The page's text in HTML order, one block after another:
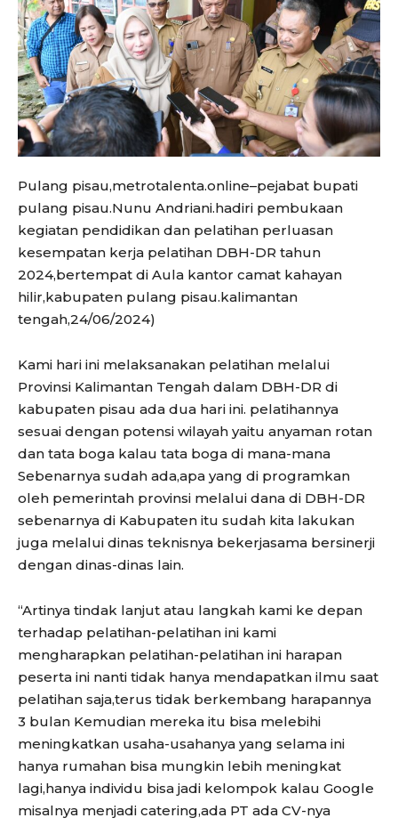
Pulang pisau,metrotalenta.online–pejabat bupati
pulang pisau.Nunu Andriani.hadiri pembukaan
kegiatan pendidikan dan pelatihan perluasan
kesempatan kerja pelatihan DBH-DR tahun
2024,bertempat di Aula kantor camat kahayan
hilir,kabupaten pulang pisau.kalimantan
tengah,24/06/2024)
Kami hari ini melaksanakan pelatihan melalui
Provinsi Kalimantan Tengah dalam DBH-DR di
kabupaten pisau ada dua hari ini. pelatihannya
sesuai dengan potensi wilayah yaitu anyaman rotan
dan tata boga kalau tata boga di mana-mana
Sebenarnya sudah ada,apa yang di programkan
oleh pemerintah provinsi melalui dana di DBH-DR
sebenarnya di Kabupaten itu sudah kita lakukan
juga melalui dinas teknisnya bekerjasama bersinerji
dengan dinas-dinas lain.
“Artinya tindak lanjut atau langkah kami ke depan
terhadap pelatihan-pelatihan ini kami
mengharapkan pelatihan-pelatihan ini harapan
peserta ini nanti tidak hanya mendapatkan ilmu saat
pelatihan saja,terus tidak berkembang harapannya
3 bulan Kemudian mereka itu bisa melebihi
meningkatkan usaha-usahanya yang selama ini
hanya rumahan bisa mungkin lebih meningkat
lagi,hanya individu bisa jadi kelompok kalau Google
misalnya menjadi catering,ada PT ada CV-nya